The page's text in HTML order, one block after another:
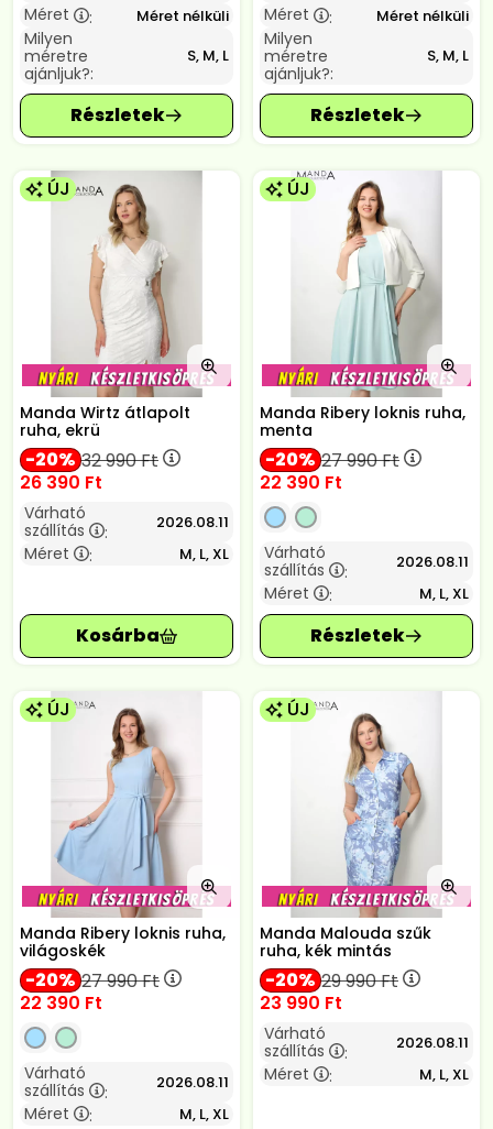
Méret
: Méret nélküli
Milyen
méretre
ajánljuk?:
S, M, L
Méret
: Méret nélküli
Milyen
méretre
ajánljuk?:
S, M, L
ÚJ
Manda Wirtz átlapolt
ruha, ekrü
20 32 990Ft
26 390 Ft
Várható
szállítás
: 2026.08.11
Méret : M, L, XL
ÚJ
Manda Ribery loknis ruha,
menta
20 27 990Ft
22 390 Ft
Várható
szállítás
: 2026.08.11
Méret : M, L, XL
ÚJ
Manda Ribery loknis ruha,
világoskék
20 27 990Ft
22 390 Ft
Várható
szállítás
: 2026.08.11
Méret : M, L, XL
ÚJ
Manda Malouda szűk
ruha, kék mintás
20 29 990Ft
23 990 Ft
Várható
szállítás
: 2026.08.11
Méret : M, L, XL